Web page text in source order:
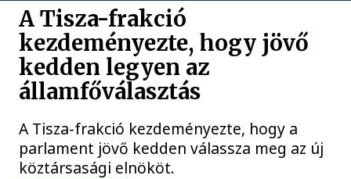
A Tisza-frakció
kezdeményezte, hogy jövő
kedden legyen az
államfőválasztás
A Tisza-frakció kezdeményezte, hogy a
parlament jövő kedden válassza meg az új
köztársasági elnököt.